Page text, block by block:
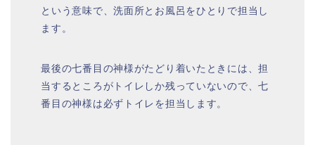
という意味で、洗面所とお風呂をひとりで担当し
ます。
最後の七番目の神様がたどり着いたときには、担
当するところがトイレしか残っていないので、七
番目の神様は必ずトイレを担当します。